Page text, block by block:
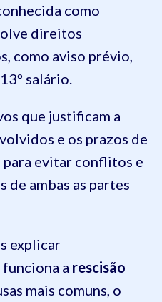
como
direitos
como aviso prévio,
salário.
que justificam a
e os prazos de
para evitar conflitos e
ambas as partes
explicar
a rescisão
mais comuns, o